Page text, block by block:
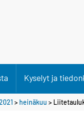
Kyselyt ja
> heinäkuu >